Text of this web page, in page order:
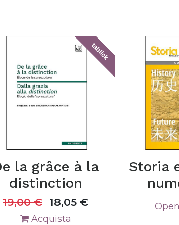
tablick
la grâce à la
distinction
19,00€ 18,05 €
Acquista
Storia